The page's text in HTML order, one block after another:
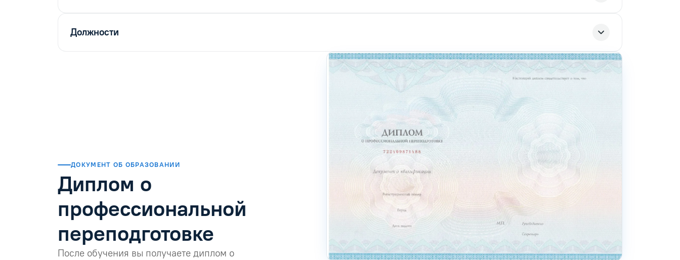
Должности
ДОКУМЕНТ ОБ ОБРАЗОВАНИИ
Диплом о
профессиональной
переподготовке
После обучения вы получаете диплом о